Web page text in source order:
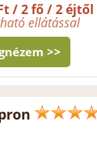
/ 2 fő / 2 éjtől
ellátással
>>